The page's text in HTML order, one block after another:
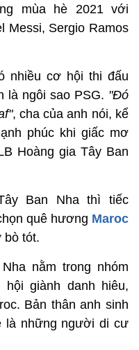
mùa hè 2021 với
Messi, Sergio Ramos
nhiều cơ hội thi đấu
là ngôi sao PSG. "Đó
, cha của anh nói, kể
phúc khi giấc mơ
Hoàng gia Tây Ban
Ban Nha thì tiếc
quê hương Maroc
bò tót.
nằm trong nhóm
giành danh hiêu,
Bản thân anh sinh
là những người di cư